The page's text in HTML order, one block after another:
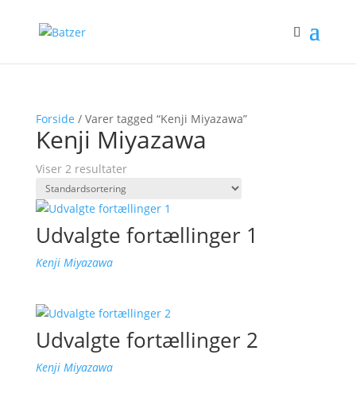
Forside / Varer tagged “Kenji Miyazawa”
Kenji Miyazawa
Viser 2 resultater
Udvalgte fortællinger 1
Kenji Miyazawa
Udvalgte fortællinger 2
Kenji Miyazawa